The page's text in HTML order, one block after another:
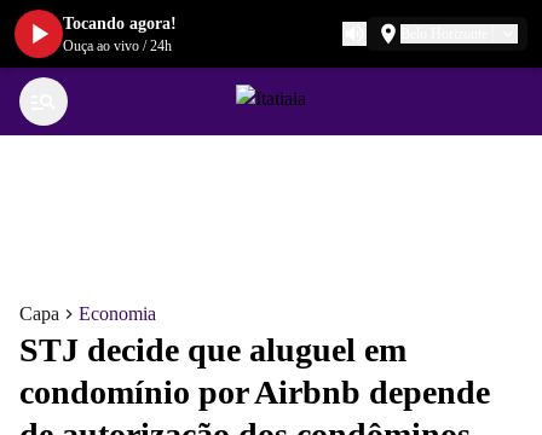
Capa Economia
STJ decide que aluguel em
condomínio por Airbnb depende
Tocando agora!
Ouça ao vivo /24h